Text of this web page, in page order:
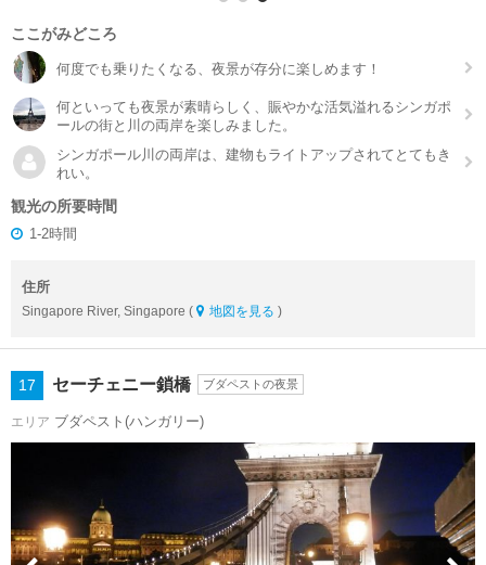
ここがみどころ
何度でも乗りたくなる、夜景が存分に楽しめます！
何といっても夜景が素晴らしく、賑やかな活気溢れるシンガポ
ールの街と川の両岸を楽しみました。
シンガポール川の両岸は、建物もライトアップされてとてもき
れい。
観光の所要時間
1-2時間
住所
Singapore River, Singapore ( 地図を見る )
17 セーチェニー鎖橋 ブダペストの夜景
エリア ブダペスト(ハンガリー)